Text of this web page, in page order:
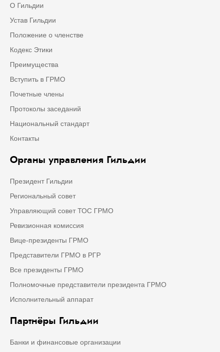
О Гильдии
Устав Гильдии
Положение о членстве
Кодекс Этики
Преимущества
Вступить в ГРМО
Почетные члены
Протоколы заседаний
Национальный стандарт
Контакты
Органы управления Гильдии
Президент Гильдии
Региональный совет
Управляющий совет ТОС ГРМО
Ревизионная комиссия
Вице-президенты ГРМО
Представители ГРМО в РГР
Все президенты ГРМО
Полномочные представители президента ГРМО
Исполнительный аппарат
Партнёры Гильдии
Банки и финансовые организации